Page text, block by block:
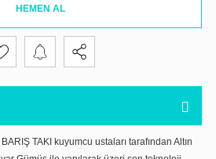
HEMEN AL
TAKI kuyumcu ustaları tarafından Altın